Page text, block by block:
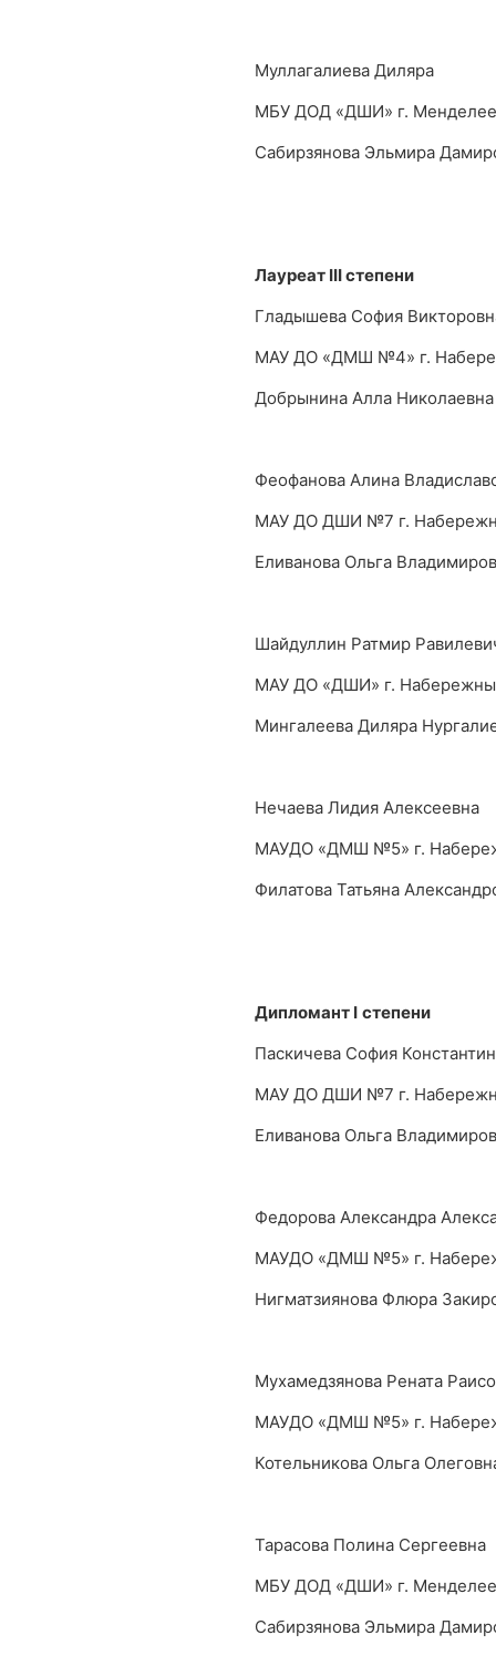
Муллагалиева Диляра
МБУ ДОД «ДШИ» г.
Сабирзянова Эльмира
Лауреат IIIстепени
Гладышева София
МАУ ДО «ДМШ №4» г.
Добрынина Алла Николаевна
Феофанова Алина
МАУ ДО ДШИ №7 г.
Еливанова Ольга
Шайдуллин Ратмир
МАУ ДО «ДШИ» г.
Мингалеева Диляра
Нечаева Лидия Алексеевна
МАУДО «ДМШ №5» г.
Филатова Татьяна
Дипломант I степени
Паскичева София
МАУ ДО ДШИ №7 г.
Еливанова Ольга
Федорова Александра
МАУДО «ДМШ №5» г.
Нигматзиянова Флюра
Мухамедзянова Рената
МАУДО «ДМШ №5» г.
Котельникова Ольга
Тарасова Полина Сергеевна
МБУ ДОД «ДШИ» г.
Сабирзянова Эльмира